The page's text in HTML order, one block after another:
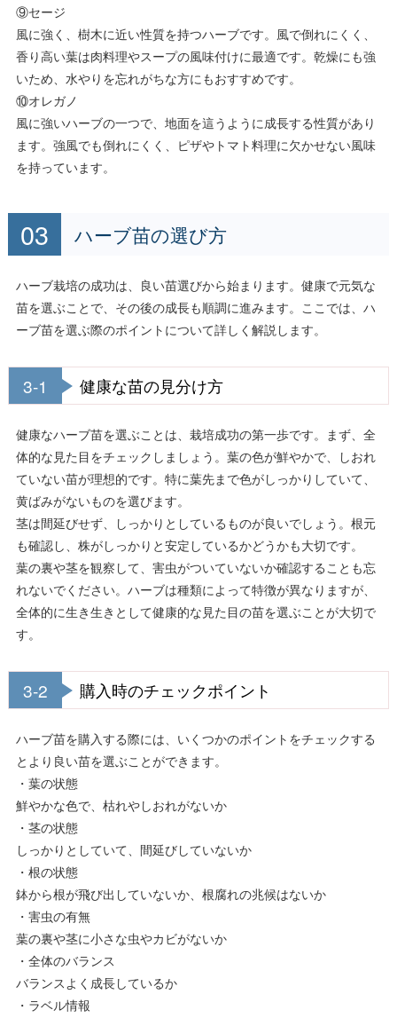
⑨セージ
風に強く、樹木に近い性質を持つハーブです。風で倒れにくく、
香り高い葉は肉料理やスープの風味付けに最適です。乾燥にも強
いため、水やりを忘れがちな方にもおすすめです。
⑩オレガノ
風に強いハーブの一つで、地面を這うように成長する性質があり
ます。強風でも倒れにくく、ピザやトマト料理に欠かせない風味
を持っています。
ハーブ苗の選び方
ハーブ栽培の成功は、良い苗選びから始まります。健康で元気な
苗を選ぶことで、その後の成長も順調に進みます。ここでは、ハ
ーブ苗を選ぶ際のポイントについて詳しく解説します。
3-1 健康な苗の見分け方
健康なハーブ苗を選ぶことは、栽培成功の第一歩です。まず、全
体的な見た目をチェックしましょう。葉の色が鮮やかで、しおれ
ていない苗が理想的です。特に葉先まで色がしっかりしていて、
黄ばみがないものを選びます。
茎は間延びせず、しっかりとしているものが良いでしょう。根元
も確認し、株がしっかりと安定しているかどうかも大切です。
葉の裏や茎を観察して、害虫がついていないか確認することも忘
れないでください。ハーブは種類によって特徴が異なりますが、
全体的に生き生きとして健康的な見た目の苗を選ぶことが大切で
す。
3-2 購入時のチェックポイント
ハーブ苗を購入する際には、いくつかのポイントをチェックする
とより良い苗を選ぶことができます。
・葉の状態
鮮やかな色で、枯れやしおれがないか
・茎の状態
しっかりとしていて、間延びしていないか
・根の状態
鉢から根が飛び出していないか、根腐れの兆候はないか
・害虫の有無
葉の裏や茎に小さな虫やカビがないか
・全体のバランス
バランスよく成長しているか
・ラベル情報